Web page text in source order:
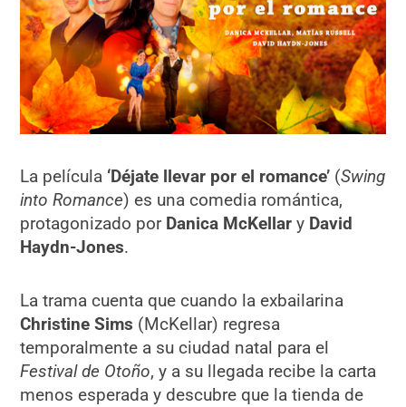
La película ‘Déjate llevar por el romance’ (Swing
into Romance) es una comedia romántica,
protagonizado por Danica McKellar y David
Haydn-Jones.
La trama cuenta que cuando la exbailarina
Christine Sims (McKellar) regresa
temporalmente a su ciudad natal para el
Festival de Otoño, y a su llegada recibe la carta
menos esperada y descubre que la tienda de